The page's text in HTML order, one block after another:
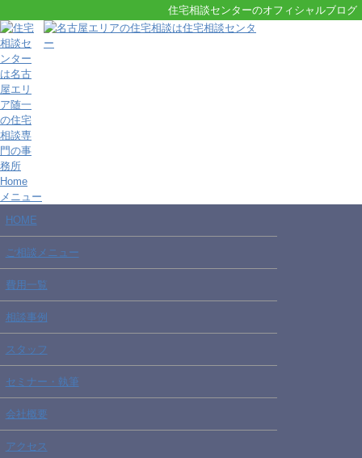
住宅相談センターのオフィシャルブログ
Home
メニュー
HOME
ご相談メニュー
費用一覧
相談事例
スタッフ
セミナー・執筆
会社概要
アクセス